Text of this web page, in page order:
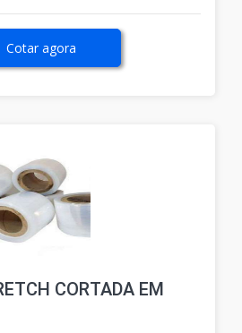
Cotar agora
CORTADA EM